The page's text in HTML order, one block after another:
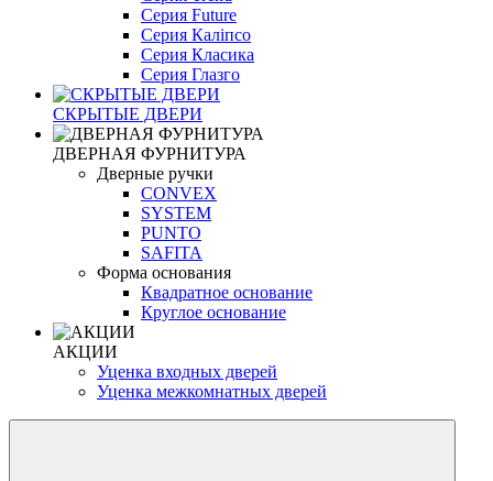
Серия Future
Серия Каліпсо
Серия Класика
Серия Глазго
СКРЫТЫЕ ДВЕРИ
ДВЕРНАЯ ФУРНИТУРА
Дверные ручки
CONVEX
SYSTEM
PUNTO
SAFITA
Форма основания
Квадратное основание
Круглое основание
АКЦИИ
Уценка входных дверей
Уценка межкомнатных дверей